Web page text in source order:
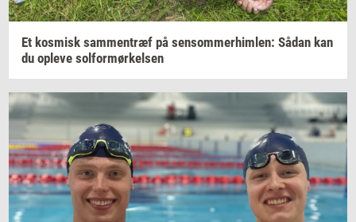
Et kos­misk sam­men­træf på sen­som­mer­him­len: Sådan kan
du op­le­ve sol­for­mør­kel­sen